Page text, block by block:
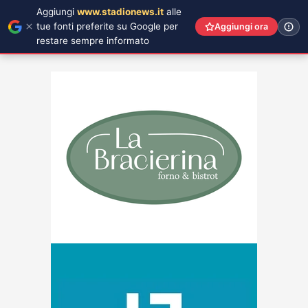
Aggiungi www.stadionews.it alle
tue fonti preferite su Google per
restare sempre informato
Aggiungi ora